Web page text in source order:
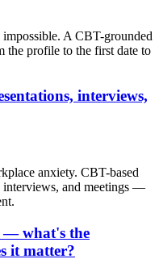
A CBT-grounded
profile to the first date to
interviews,
anxiety. CBT-based
interviews, and meetings —
— what's the
it matter?